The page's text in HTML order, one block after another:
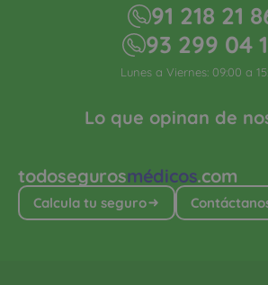
todosegurosmédicos.com
Calcula tu seguro
Lo que opinan de
91 218 21
93 299 04
Lunes a Viernes: 09:00 a